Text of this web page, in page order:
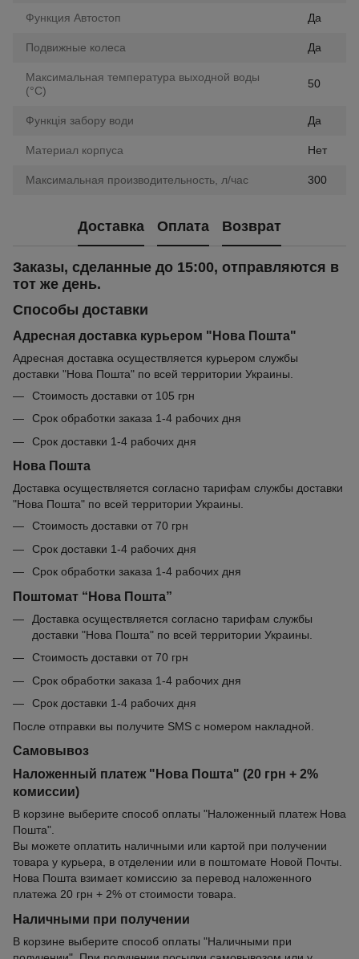
Функция Автостоп Да
Подвижные колеса Да
Максимальная температура выходной воды
(°C)
50
Функція забору води Да
Материал корпуса Нет
Максимальная производительность, л/час 300
Доставка Оплата Возврат
Заказы, сделанные до 15:00, отправляются в
тот же день.
Способы доставки
Адресная доставка курьером "Нова Пошта"
Адресная доставка осуществляется курьером службы
доставки "Нова Пошта" по всей территории Украины.
Стоимость доставки от 105 грн
Срок обработки заказа 1-4 рабочих дня
Срок доставки 1-4 рабочих дня
Нова Пошта
Доставка осуществляется согласно тарифам службы доставки
"Нова Пошта" по всей территории Украины.
Стоимость доставки от 70 грн
Срок доставки 1-4 рабочих дня
Срок обработки заказа 1-4 рабочих дня
Поштомат “Нова Пошта”
Доставка осуществляется согласно тарифам службы
доставки "Нова Пошта" по всей территории Украины.
Стоимость доставки от 70 грн
Срок обработки заказа 1-4 рабочих дня
Срок доставки 1-4 рабочих дня
После отправки вы получите SMS с номером накладной.
Самовывоз
Наложенный платеж "Нова Пошта" (20 грн + 2%
комиссии)
В корзине выберите способ оплаты "Наложенный платеж Нова
Пошта".
Вы можете оплатить наличными или картой при получении
товара у курьера, в отделении или в поштомате Новой Почты.
Нова Пошта взимает комиссию за перевод наложенного
платежа 20 грн + 2% от стоимости товара.
Наличными при получении
В корзине выберите способ оплаты "Наличными при